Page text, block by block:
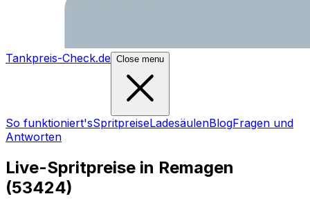
Tankpreis-Check.de Close menu
So funktioniert'sSpritpreiseLadesäulenBlogFragen und
Antworten
Live-Spritpreise in Remagen
(53424)